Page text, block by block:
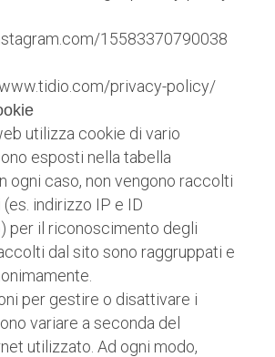
15583370790038
privacy-policy/
utilizza cookie di vario
esposti nella tabella
ogni caso, non vengono raccolti
indirizzo IP e ID
per il riconoscimento degli
dal sito sono raggruppati e
per gestire o disattivare i
variare a seconda del
utilizzato. Ad ogni modo,